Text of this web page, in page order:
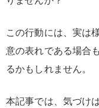
この行動には、実は
意の表れである場合
るかもしれません。
本記事では、気づけ